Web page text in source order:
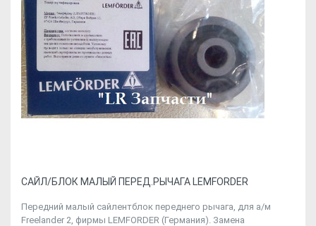
CАЙЛ/БЛОК МАЛЫЙ ПЕРЕД.РЫЧАГА LEMFORDER
Передний малый сайлентблок переднего рычага, для а/м
Freelander 2, фирмы LEMFORDER (Германия). Замена